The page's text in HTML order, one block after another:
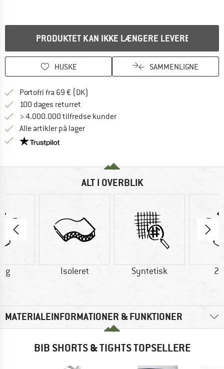
PRODUKTET KAN IKKE LÆNGERE LEVERES
HUSKE SAMMENLIGNE
Portofri fra 69 € (DK)
100 dages returret
> 4.000.000 tilfredse kunder
Alle artikler på lager
Vi er Trustpilot-certificeret - oplysningerne får du
ALT I OVERBLIK
g Isoleret Syntetisk
MATERIALEINFORMATIONER & FUNKTIONER
BIB SHORTS & TIGHTS TOPSELLERE